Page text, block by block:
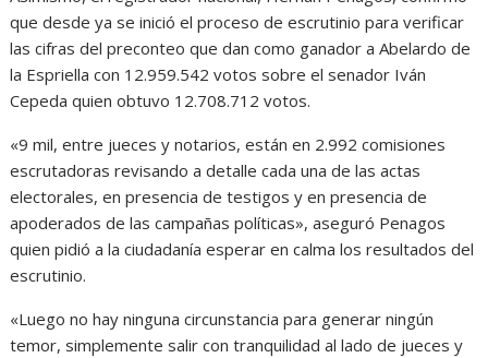
que desde ya se inició el proceso de escrutinio para verificar
las cifras del preconteo que dan como ganador a Abelardo de
la Espriella con 12.959.542 votos sobre el senador Iván
Cepeda quien obtuvo 12.708.712 votos.
«9 mil, entre jueces y notarios, están en 2.992 comisiones
escrutadoras revisando a detalle cada una de las actas
electorales, en presencia de testigos y en presencia de
apoderados de las campañas políticas», aseguró Penagos
quien pidió a la ciudadanía esperar en calma los resultados del
escrutinio.
«Luego no hay ninguna circunstancia para generar ningún
temor, simplemente salir con tranquilidad al lado de jueces y